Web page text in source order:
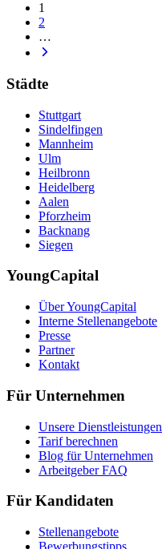
1
2
…
Städte
Stuttgart
Sindelfingen
Mannheim
Ulm
Heilbronn
Heidelberg
Aalen
Pforzheim
Backnang
Siegen
YoungCapital
Über YoungCapital
Interne Stellenangebote
Presse
Partner
Kontakt
Für Unternehmen
Unsere Dienstleistungen
Tarif berechnen
Blog für Unternehmen
Arbeitgeber FAQ
Für Kandidaten
Stellenangebote
Bewerbungstipps